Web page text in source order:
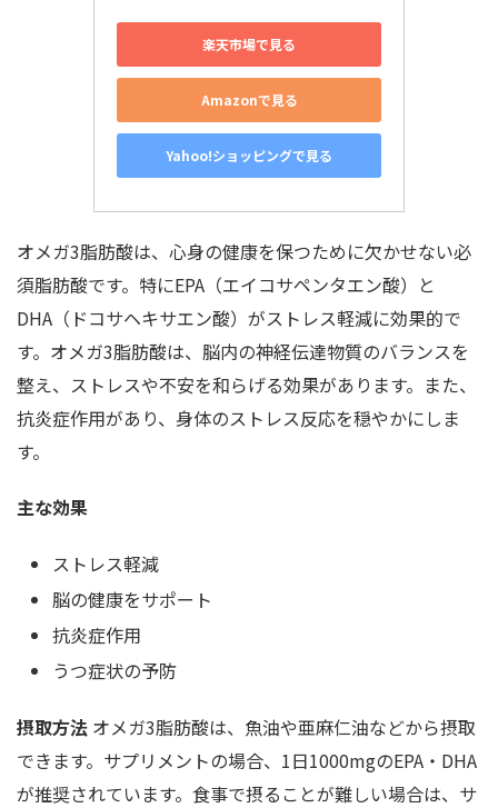
楽天市場で見る
Amazonで見る
Yahoo!ショッピングで見る
オメガ3脂肪酸は、心身の健康を保つために欠かせない必
須脂肪酸です。特にEPA（エイコサペンタエン酸）と
DHA（ドコサヘキサエン酸）がストレス軽減に効果的で
す。オメガ3脂肪酸は、脳内の神経伝達物質のバランスを
整え、ストレスや不安を和らげる効果があります。また、
抗炎症作用があり、身体のストレス反応を穏やかにしま
す。
主な効果
ストレス軽減
脳の健康をサポート
抗炎症作用
うつ症状の予防
摂取方法 オメガ3脂肪酸は、魚油や亜麻仁油などから摂取
できます。サプリメントの場合、1日1000mgのEPA・DHA
が推奨されています。食事で摂ることが難しい場合は、サ